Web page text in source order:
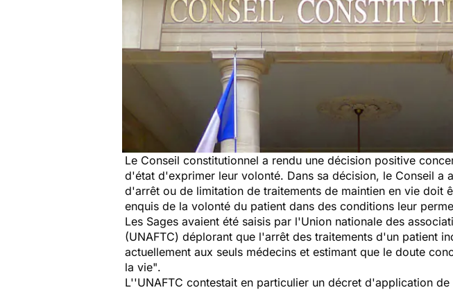
Le Conseil constitutionnel a rendu une décision positive
d'état d'exprimer leur volonté. Dans sa décision, le Conseil a
d'arrêt ou de limitation de traitements de maintien en vie doit
enquis de la volonté du patient dans des conditions leur
Les Sages avaient été saisis par l'Union nationale des
(UNAFTC) déplorant que l'arrêt des traitements d'un patient
actuellement aux seuls médecins et estimant que le doute
la vie".
L''UNAFTC contestait en particulier un décret d'application